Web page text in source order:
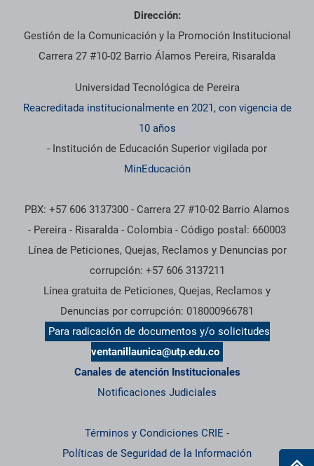
Dirección:
Gestión de la Comunicación y la Promoción Institucional
Carrera 27 #10-02 Barrio Álamos Pereira, Risaralda
Universidad Tecnológica de Pereira
Reacreditada institucionalmente en 2021, con vigencia de
10 años
- Institución de Educación Superior vigilada por
MinEducación
PBX: +57 606 3137300 - Carrera 27 #10-02 Barrio Alamos
- Pereira - Risaralda - Colombia - Código postal: 660003
Línea de Peticiones, Quejas, Reclamos y Denuncias por
corrupción: +57 606 3137211
Línea gratuita de Peticiones, Quejas, Reclamos y
Denuncias por corrupción: 018000966781
Para radicación de documentos y/o solicitudes
ventanillaunica@utp.edu.co
Canales de atención Institucionales
Notificaciones Judiciales
Términos y Condiciones CRIE -
Políticas de Seguridad de la Información